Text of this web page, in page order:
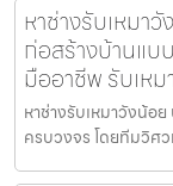
หาช่างรับเหมา
ก่อสร้างบ้านแบ
มืออาชีพ รับเห
หาช่างรับเหมาวังน้อ
ครบวงจร โดยทีมวิศ